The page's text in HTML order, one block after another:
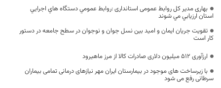
بهاری مدیر کل روابط عمومی استانداری :روابط عمومي دستگاه هاي اجرايي
استان ارزيابي مي شوند
تقویت جریان ایمان و امید بین نسل جوان و نوجوان در سطح جامعه در دستور
کار است
ارزآوری ۵۱۲ میلیون دلاری صادرات کالا از مرز ماهیرود
با زیرساخت های موجود در بیمارستان ایران مهر نیازهای درمانی تمامی بیماران
سرطانی رفع می شود